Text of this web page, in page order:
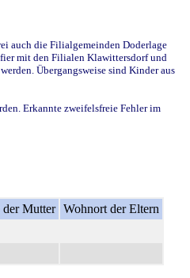
auch die Filialgemeinden Doderlage
mit den Filialen Klawittersdorf und
Übergangsweise sind Kinder aus
Erkannte zweifelsfreie Fehler im
der Mutter Wohnort der Eltern